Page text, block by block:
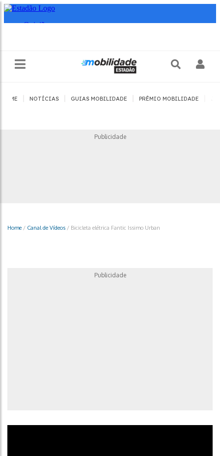
HOME NOTÍCIAS GUIAS MOBILIDADE PRÊMIO MOBILIDADE
Publicidade
Home / Canal de Vídeos / Bicicleta elétrica Fantic Issimo Urban
Publicidade